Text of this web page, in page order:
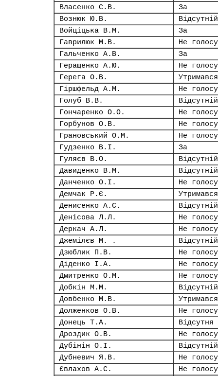
Власенко С.В.
За
Вознюк Ю.В.
Відсутній
Войціцька В.М.
За
Гаврилюк М.В.
Не
Гальченко А.В.
За
Геращенко А.Ю.
Не
Герега О.В.
Утримався
Гіршфельд А.М.
Не
Голуб В.В.
Відсутній
Гончаренко О.О.
Не
Горбунов О.В.
Не
Грановський О.М.
Не
Гудзенко В.І.
За
Гуляєв В.О.
Відсутній
Давиденко В.М.
Відсутній
Данченко О.І.
Не
Демчак Р.Є.
Утримався
Денисенко А.С.
Відсутній
Денісова Л.Л.
Не
Деркач А.Л.
Не
Джемілєв М. .
Відсутній
Дзюблик П.В.
Не
Діденко І.А.
Не
Дмитренко О.М.
Не
Добкін М.М.
Відсутній
Довбенко М.В.
Утримався
Долженков О.В.
Не
Донець Т.А.
Відсутня
Дроздик О.В.
Не
Дубінін О.І.
Відсутній
Дубневич Я.В.
Не
Євлахов А.С.
Не